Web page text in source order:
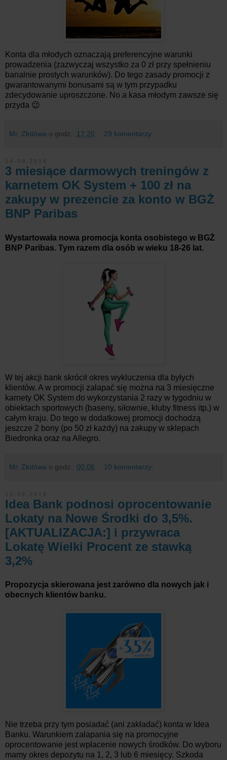
Konta dla młodych oznaczają preferencyjne warunki
prowadzenia (zazwyczaj wszystko za 0 zł przy spełnieniu
banalnie prostych warunków). Do tego zasady promocji z
gwarantowanymi bonusami są w tym przypadku
zdecydowanie uproszczone. No a kasa młodym zawsze się
przyda 😉
Mr. Złotówa o godz.: 17:20 29 komentarzy:
3 miesiące darmowych treningów z
karnetem OK System + 100 zł na
zakupy w prezencie za konto w BGŻ
BNP Paribas
Wystartowała nowa promocja konta osobistego w BGŻ
BNP Paribas. Tym razem dla osób w wieku 18-26 lat.
W tej akcji bank skrócił okres wykluczenia dla byłych
klientów. A w promocji załapać się można na 3 miesięczne
karnety OK System do wykorzystania 2 razy w tygodniu w
obiektach sportowych (baseny, siłownie, kluby fitness itp.) w
całym kraju. Do tego w dodatkowej promocji dochodzą
jeszcze 2 bony (po 50 zł każdy) na zakupy w sklepach
Biedronka oraz na Allegro.
Mr. Złotówa o godz.: 00:06 10 komentarzy:
Idea Bank podnosi oprocentowanie
Lokaty na Nowe Środki do 3,5%.
[AKTUALIZACJA:] i przywraca
Lokatę Wielki Procent ze stawką
3,2%
Propozycja skierowana jest zarówno dla nowych jak i
obecnych klientów banku.
Nie trzeba przy tym posiadać (ani zakładać) konta w Idea
Banku. Warunkiem załapania się na promocyjne
oprocentowanie jest wpłacenie nowych środków. Do wyboru
mamy okres depozytu na 1, 2, 3 lub 6 miesięcy. Szkoda